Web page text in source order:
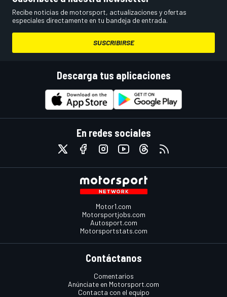
Recibe noticias de motorsport, actualizaciones y ofertas
especiales directamente en tu bandeja de entrada.
SUSCRIBIRSE
Descarga tus aplicaciones
En redes sociales
Motor1.com
Motorsportjobs.com
Autosport.com
Motorsportstats.com
Contáctanos
Comentarios
Anúnciate en Motorsport.com
Contacta con el equipo